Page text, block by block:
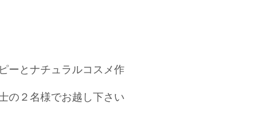
とナチュラルコスメ作
の２名様でお越し下さい